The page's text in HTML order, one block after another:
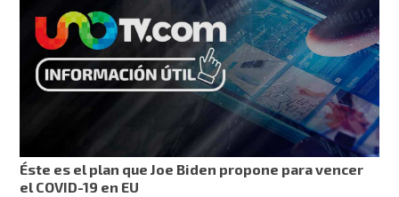
Éste es el plan que Joe Biden propone para vencer
el COVID-19 en EU